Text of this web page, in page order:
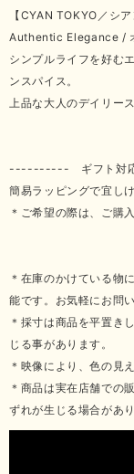
【CYAN TOKYO／シ
Authentic Elegance /
シンプルライフを好む
ンスパイス。
上品な大人のデイリー
---------- ギフト
簡易ラッピングで宜し
＊ご希望の際は、ご購
＊在庫のかけている物
能です。お気軽にお問
＊採寸は商品を平置き
じる事があります。
＊映像により、色の見
＊商品は実在店舗での
ずれが生じる場合があり